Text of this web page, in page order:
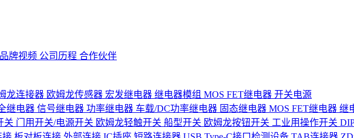
品牌视频 公司历程 合作伙伴
龙连接器 欧姆龙传感器 宏发继电器 继电器模组 MOS FET继电器 开关电源
继电器 信号继电器 功率继电器 车载/DC功率继电器 固态继电器 MOS FET继电器 继
关 门用开关/电源开关 欧姆龙轻触开关 船型开关 欧姆龙按钮开关 工业用操作开关